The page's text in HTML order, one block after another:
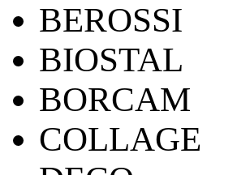
BEROSSI
BIOSTAL
BORCAM
COLLAGE